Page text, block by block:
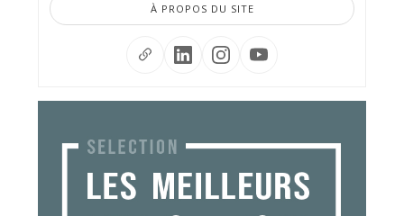
À PROPOS DU SITE